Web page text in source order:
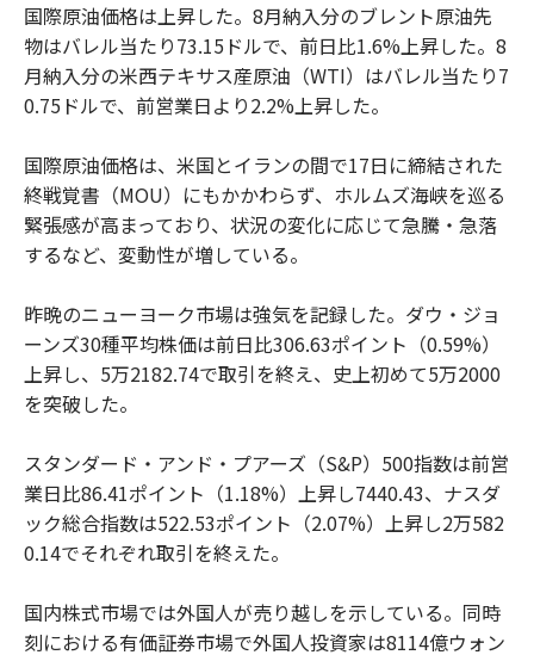
国際原油価格は上昇した。8月納入分のブレント原油先
物はバレル当たり73.15ドルで、前日比1.6%上昇した。8
月納入分の米西テキサス産原油（WTI）はバレル当たり7
0.75ドルで、前営業日より2.2%上昇した。
国際原油価格は、米国とイランの間で17日に締結された
終戦覚書（MOU）にもかかわらず、ホルムズ海峡を巡る
緊張感が高まっており、状況の変化に応じて急騰・急落
するなど、変動性が増している。
昨晩のニューヨーク市場は強気を記録した。ダウ・ジョ
ーンズ30種平均株価は前日比306.63ポイント（0.59%）
上昇し、5万2182.74で取引を終え、史上初めて5万2000
を突破した。
スタンダード・アンド・プアーズ（S&P）500指数は前営
業日比86.41ポイント（1.18%）上昇し7440.43、ナスダ
ック総合指数は522.53ポイント（2.07%）上昇し2万582
0.14でそれぞれ取引を終えた。
国内株式市場では外国人が売り越しを示している。同時
刻における有価証券市場で外国人投資家は8114億ウォン